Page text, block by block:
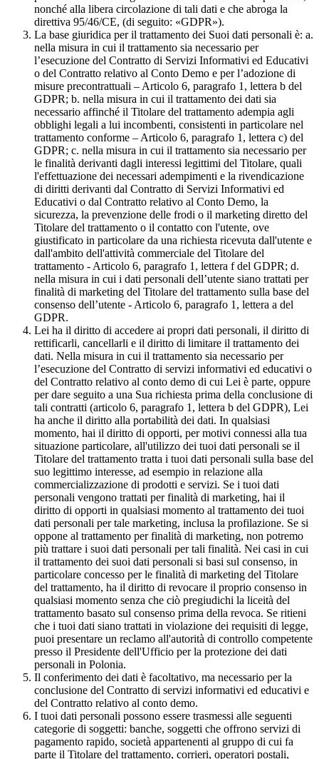
nonché alla libera circolazione di tali dati e che abroga la
direttiva 95/46/CE, (di seguito: «GDPR»).
La base giuridica per il trattamento dei Suoi dati personali è: a.
nella misura in cui il trattamento sia necessario per
l’esecuzione del Contratto di Servizi Informativi ed Educativi
o del Contratto relativo al Conto Demo e per l’adozione di
misure precontrattuali – Articolo 6, paragrafo 1, lettera b del
GDPR; b. nella misura in cui il trattamento dei dati sia
necessario affinché il Titolare del trattamento adempia agli
obblighi legali a lui incombenti, consistenti in particolare nel
trattamento conforme – Articolo 6, paragrafo 1, lettera c) del
GDPR; c. nella misura in cui il trattamento sia necessario per
le finalità derivanti dagli interessi legittimi del Titolare, quali
l'effettuazione dei necessari adempimenti e la rivendicazione
di diritti derivanti dal Contratto di Servizi Informativi ed
Educativi o dal Contratto relativo al Conto Demo, la
sicurezza, la prevenzione delle frodi o il marketing diretto del
Titolare del trattamento o il contatto con l'utente, ove
giustificato in particolare da una richiesta ricevuta dall'utente e
dall'ambito dell'attività commerciale del Titolare del
trattamento - Articolo 6, paragrafo 1, lettera f del GDPR; d.
nella misura in cui i dati personali dell’utente siano trattati per
finalità di marketing del Titolare del trattamento sulla base del
consenso dell’utente - Articolo 6, paragrafo 1, lettera a del
GDPR.
Lei ha il diritto di accedere ai propri dati personali, il diritto di
rettificarli, cancellarli e il diritto di limitare il trattamento dei
dati. Nella misura in cui il trattamento sia necessario per
l’esecuzione del Contratto di servizi informativi ed educativi o
del Contratto relativo al conto demo di cui Lei è parte, oppure
per dare seguito a una Sua richiesta prima della conclusione di
tali contratti (articolo 6, paragrafo 1, lettera b del GDPR), Lei
ha anche il diritto alla portabilità dei dati. In qualsiasi
momento, hai il diritto di opporti, per motivi connessi alla tua
situazione particolare, all'utilizzo dei tuoi dati personali se il
Titolare del trattamento tratta i tuoi dati personali sulla base del
suo legittimo interesse, ad esempio in relazione alla
commercializzazione di prodotti e servizi. Se i tuoi dati
personali vengono trattati per finalità di marketing, hai il
diritto di opporti in qualsiasi momento al trattamento dei tuoi
dati personali per tale marketing, inclusa la profilazione. Se si
oppone al trattamento per finalità di marketing, non potremo
più trattare i suoi dati personali per tali finalità. Nei casi in cui
il trattamento dei suoi dati personali si basi sul consenso, in
particolare concesso per le finalità di marketing del Titolare
del trattamento, ha il diritto di revocare il proprio consenso in
qualsiasi momento senza che ciò pregiudichi la liceità del
trattamento basato sul consenso prima della revoca. Se ritieni
che i tuoi dati siano trattati in violazione dei requisiti di legge,
puoi presentare un reclamo all'autorità di controllo competente
presso il Presidente dell'Ufficio per la protezione dei dati
personali in Polonia.
Il conferimento dei dati è facoltativo, ma necessario per la
conclusione del Contratto di servizi informativi ed educativi e
del Contratto relativo al conto demo.
I tuoi dati personali possono essere trasmessi alle seguenti
categorie di soggetti: banche, soggetti che offrono servizi di
pagamento rapido, società appartenenti al gruppo di cui fa
parte il Titolare del trattamento, corrieri, operatori postali,